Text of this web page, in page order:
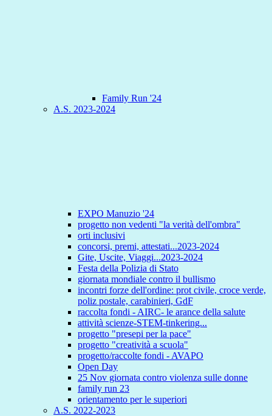
Family Run '24
A.S. 2023-2024
EXPO Manuzio '24
progetto non vedenti "la verità dell'ombra"
orti inclusivi
concorsi, premi, attestati...2023-2024
Gite, Uscite, Viaggi...2023-2024
Festa della Polizia di Stato
giornata mondiale contro il bullismo
incontri forze dell'ordine: prot civile, croce verde,
poliz postale, carabinieri, GdF
raccolta fondi - AIRC- le arance della salute
attività scienze-STEM-tinkering...
progetto "presepi per la pace"
progetto "creatività a scuola"
progetto/raccolte fondi - AVAPO
Open Day
25 Nov giornata contro violenza sulle donne
family run 23
orientamento per le superiori
A.S. 2022-2023